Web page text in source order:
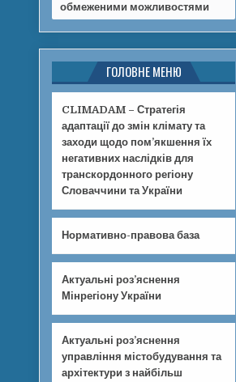
обмеженими можливостями
ГОЛОВНЕ МЕНЮ
CLIMADAM – Стратегія
адаптації до змін клімату та
заходи щодо пом’якшення їх
негативних наслідків для
транскордонного регіону
Словаччини та України
Нормативно-правова база
Актуальні роз’яснення
Мінрегіону України
Актуальні роз’яснення
управління містобудування та
архітектури з найбільш